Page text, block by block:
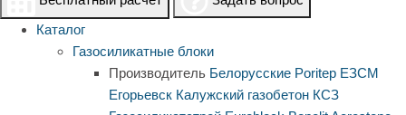
Каталог
Газосиликатные блоки
Производитель Белорусские Poritep ЕЗСМ
Егорьевск Калужский газобетон КСЗ